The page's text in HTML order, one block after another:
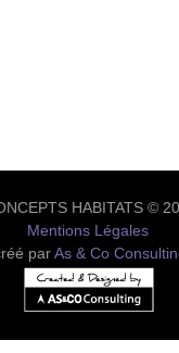
HABITATS ©
Mentions Légales
parAs & Co